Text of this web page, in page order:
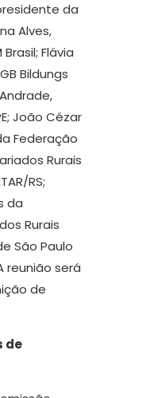
da
Alves,
Flávia
Bildungs
João Cézar
Federação
Rurais
RS;
da
Rurais
São Paulo
reunião será
de
de